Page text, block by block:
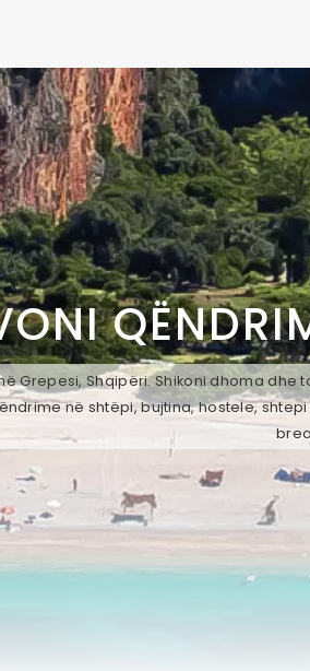
Grepesi, Shqipëri. Shikoni dhoma
në shtëpi, bujtina, hostele,